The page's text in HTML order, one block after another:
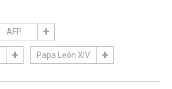
AFP
Papa León XIV